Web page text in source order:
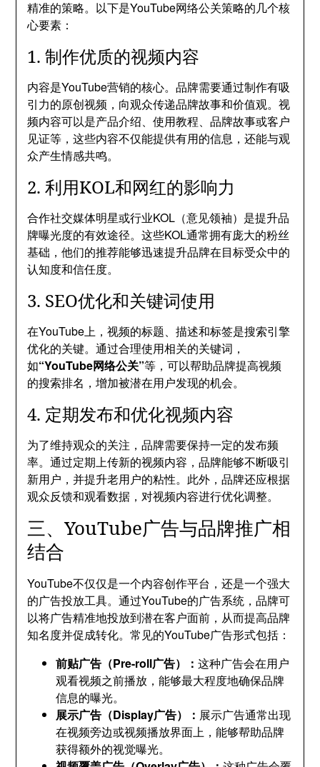
精准的策略。以下是YouTube网络公关策略的几个核
心要素：
1. 制作优质的视频内容
内容是YouTube营销的核心。品牌需要通过制作有吸
引力的原创视频，向观众传递品牌故事和价值观。视
频内容可以是产品介绍、使用教程、品牌故事或客户
见证等，这些内容不仅能提供有用的信息，还能与观
众产生情感共鸣。
2. 利用KOL和网红的影响力
合作社交媒体明星或行业KOL（意见领袖）是提升品
牌曝光度的有效途径。这些KOL通常拥有庞大的粉丝
基础，他们的推荐能够迅速提升品牌在目标受众中的
认知度和信任度。
3. SEO优化和关键词使用
在YouTube上，视频的标题、描述和标签是搜索引擎
优化的关键。通过合理使用相关的关键词，
如“YouTube网络公关”等，可以帮助品牌提高视频
的搜索排名，增加被潜在用户发现的机会。
4. 定期发布和优化视频内容
为了维持观众的关注，品牌需要保持一定的发布频
率。通过定期上传新的视频内容，品牌能够不断吸引
新用户，并提升老用户的粘性。此外，品牌还应根据
观众反馈和观看数据，对视频内容进行优化调整。
三、YouTube广告与品牌推广相
结合
YouTube不仅仅是一个内容创作平台，还是一个强大
的广告投放工具。通过YouTube的广告系统，品牌可
以将广告精准地投放到潜在客户面前，从而提高品牌
知名度并促成转化。常见的YouTube广告形式包括：
前贴广告（Pre-roll广告）：这种广告会在用户
观看视频之前播放，能够最大程度地确保品牌
信息的曝光。
展示广告（Display广告）： 展示广告通常出现
在视频旁边或视频播放界面上，能够帮助品牌
获得额外的视觉曝光。